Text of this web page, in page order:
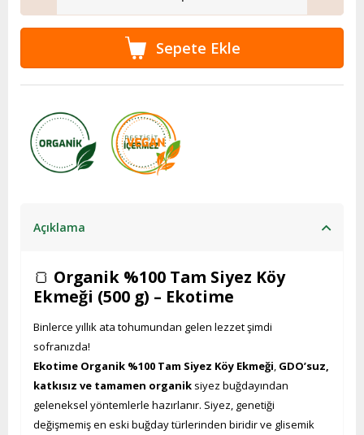
Açıklama
🍞 Organik %100 Tam Siyez Köy
Ekmeği (500 g) – Ekotime
Binlerce yıllık ata tohumundan gelen lezzet şimdi
sofranızda!
Ekotime Organik %100 Tam Siyez Köy Ekmeği, GDO’suz,
katkısız ve tamamen organik siyez buğdayından
geleneksel yöntemlerle hazırlanır. Siyez, genetiği
değişmemiş en eski buğday türlerinden biridir ve glisemik